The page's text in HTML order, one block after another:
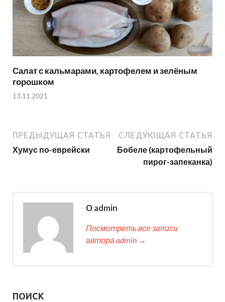
Салат с кальмарами, картофелем и зелёным
горошком
13.11.2021
ПРЕДЫДУЩАЯ СТАТЬЯ
Хумус по-еврейски
СЛЕДУЮЩАЯ СТАТЬЯ
Бобеле (картофельный
пирог-запеканка)
О admin
Посмотреть все записи
автора admin →
ПОИСК